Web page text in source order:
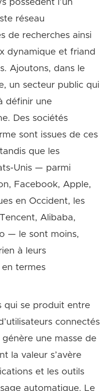
possèdent l’un
réseau
de recherches ainsi
dynamique et friand
Ajoutons, dans le
un secteur public qui
définir une
Des sociétés
sont issues de ces
que les
Unis — parmi
Facebook, Apple,
en Occident, les
Alibaba,
— le sont moins,
à leurs
termes
qui se produit entre
connectés
une masse de
la valeur s’avère
et les outils
automatique. Le